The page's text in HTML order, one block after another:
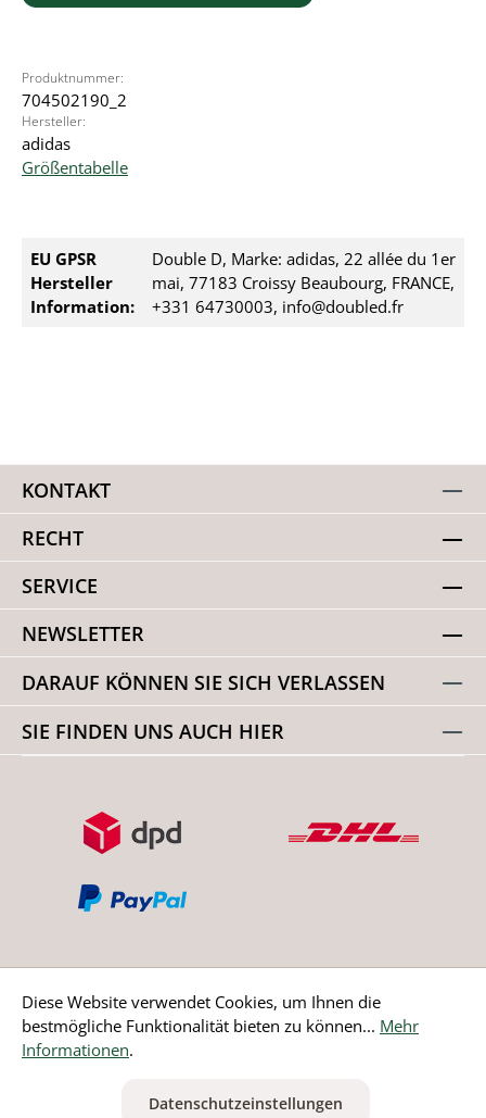
Produktnummer:
704502190_2
Hersteller:
adidas
Größentabelle
EU GPSR
Hersteller
Information:
Double D, Marke: adidas, 22 allée du 1er
mai, 77183 Croissy Beaubourg, FRANCE,
+331 64730003, info@doubled.fr
KONTAKT
RECHT
SERVICE
NEWSLETTER
DARAUF KÖNNEN SIE SICH VERLASSEN
SIE FINDEN UNS AUCH HIER
Bestellung widerrufen
ausgenommen Nicht EU-Länder
Diese Website verwendet Cookies, um Ihnen die
bestmögliche Funktionalität bieten zu können... Mehr
Informationen.
Datenschutzeinstellungen